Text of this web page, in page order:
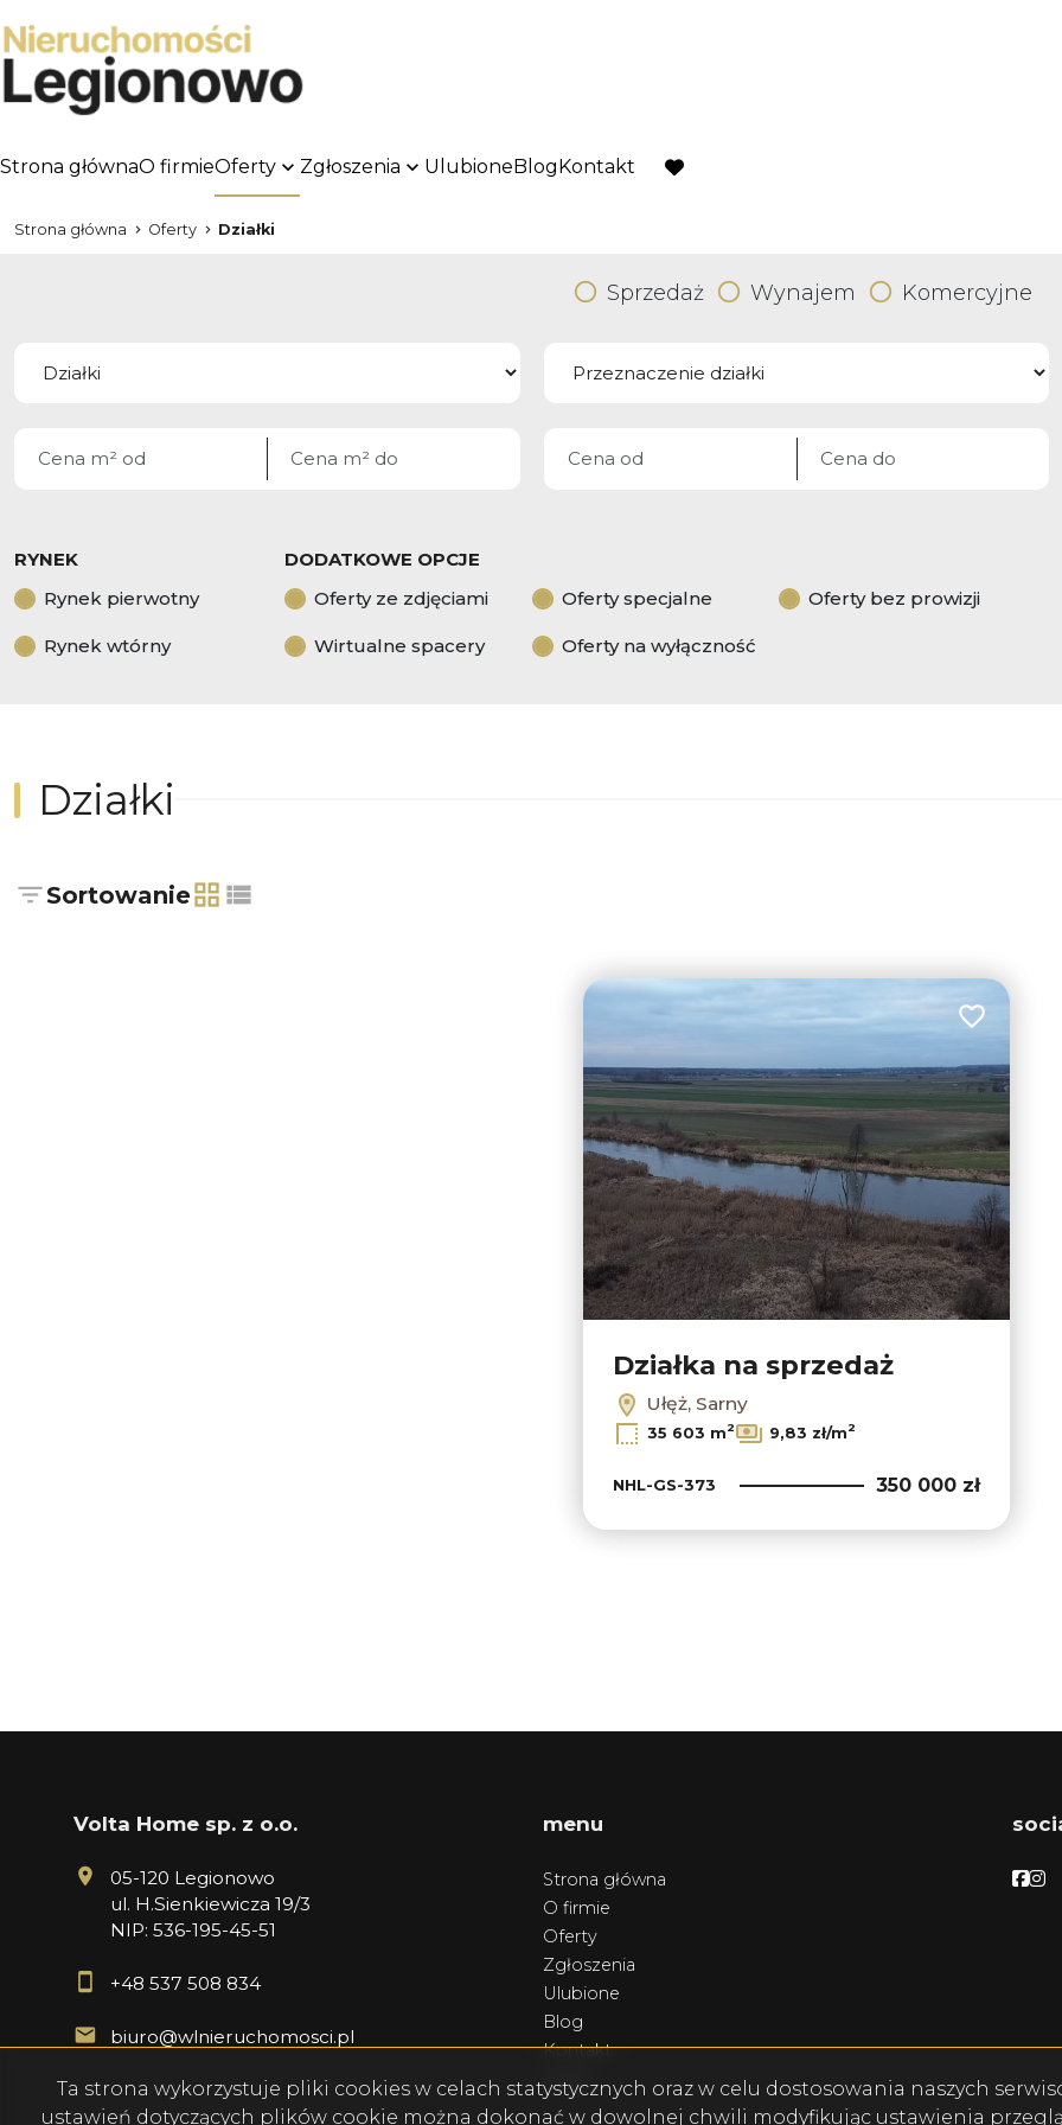
Strona głównaO firmieOferty Zgłoszenia UlubioneBlogKontakt
favorite
Strona główna Oferty Działki
Sprzedaż Wynajem Komercyjne
RYNEK
Rynek pierwotny
Rynek wtórny
DODATKOWE OPCJE
Oferty ze zdjęciami
Oferty specjalne Oferty bez prowizji
Wirtualne spacery Oferty na wyłączność
Działki
Sortowanie
tabela
lista
Dodaj do
Działka na sprzedaż
Ułęż, Sarny
35 603 m2 9,83 zł/m2
NHL-GS-373 350 000 zł
Volta Home sp. z o.o.
05-120 Legionowo
ul. H.Sienkiewicza 19/3
NIP: 536-195-45-51
+48 537 508 834
biuro@wlnieruchomosci.pl
menu
Strona główna
O firmie
Oferty
Zgłoszenia
Ulubione
Blog
Kontakt
Rodo
Ta strona wykorzystuje pliki cookies w celach statystycznych oraz w celu dostosowania naszych
ustawień dotyczących plików cookie można dokonać w dowolnej chwili modyfikując ustawienia